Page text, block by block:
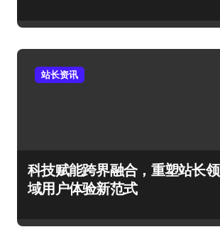
站长资讯
科技赋能跨界融合，重塑站长领
域用户体验新范式